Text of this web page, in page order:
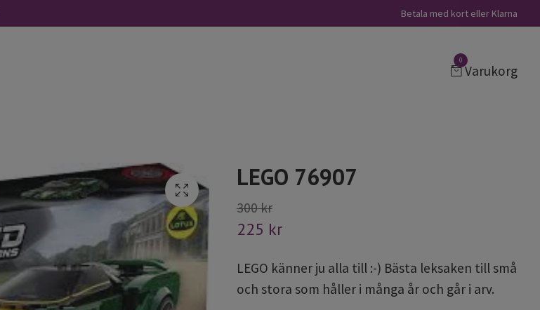
Betala med kort eller Klarna
0
Varukorg
LEGO 76907
300 kr
225 kr
LEGO känner ju alla till :-) Bästa leksaken till små
och stora som håller i många år och går i arv.